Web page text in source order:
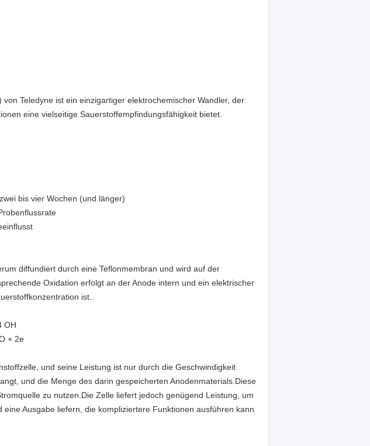
Teledyne ist ein einzigartiger elektrochemischer Wandler, der
eine vielseitige Sauerstoffempfindungsfähigkeit bietet.
bis vier Wochen (und länger)
diffundiert durch eine Teflonmembran und wird auf der
Oxidation erfolgt an der Anode intern und ein elektrischer
ist..
OH
+ 2e
und seine Leistung ist nur durch die Geschwindigkeit
und die Menge des darin gespeicherten Anodenmaterials.Diese
zu nutzen.Die Zelle liefert jedoch genügend Leistung, um
Ausgabe liefern, die kompliziertere Funktionen ausführen kann